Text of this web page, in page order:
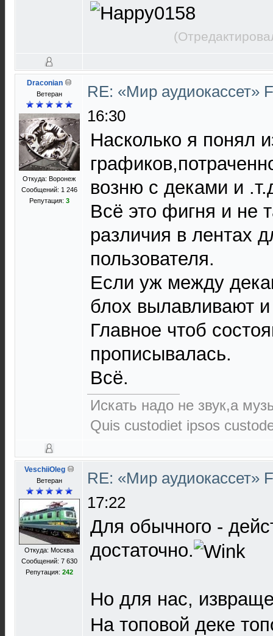
Draconian
Ветеран
Откуда: Воронеж
Сообщений: 1 246
Репутация: 3
RE: «Мир аудиокассет»
16:30
Насколько я понял
возню с деками и
Всё это фигня и не
различия в лентах
пользователя.
Если уж между
блох вылавливают
Главное чтоб
прописывалась.
Всё.
Искать надо не звук,а
Quis custodiet ipsos
VeschiiOleg
Ветеран
Откуда: Москва
Сообщений: 7 630
Репутация: 242
RE: «Мир аудиокассет»
17:22
Для обычного -
достаточно.
Но для нас,
На топовой деке